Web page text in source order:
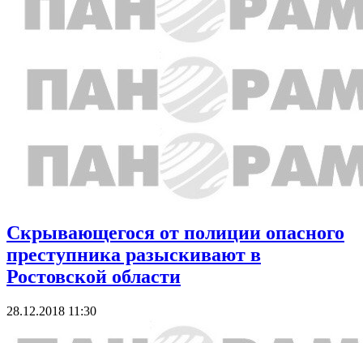
Скрывающегося от полиции опасного
преступника разыскивают в
Ростовской области
28.12.2018 11:30